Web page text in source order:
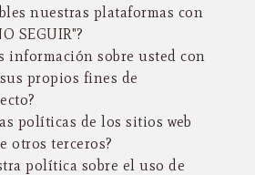
nuestras plataformas con
SEGUIR"?
información sobre usted con
propios fines de
políticas de los sitios web
otros terceros?
política sobre el uso de